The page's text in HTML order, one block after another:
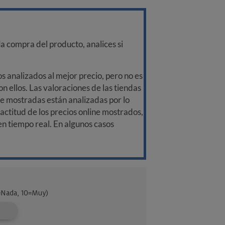
compra del producto, analices si
analizados al mejor precio, pero no es
ellos. Las valoraciones de las tiendas
mostradas están analizadas por lo
de los precios online mostrados,
tiempo real. En algunos casos